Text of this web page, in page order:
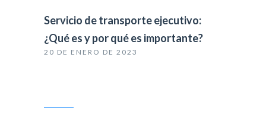
Servicio de transporte ejecutivo:
¿Qué es y por qué es importante?
20 DE ENERO DE 2023